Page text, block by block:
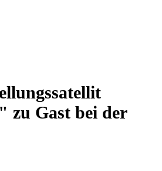
zu Gast bei der